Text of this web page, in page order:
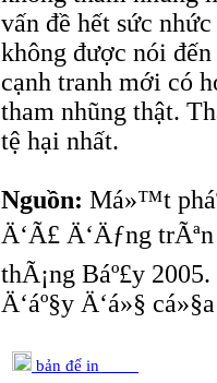
vấn đề hết sức
không được nói
cạnh tranh mới có
tham nhũng thật.
tệ hại nhất.
Nguồn: Má»™t
Ä‘Ã£ Ä‘Äƒng
thÃ¡ng Báº£y
Ä‘áº§y Ä‘á»§
bản để in